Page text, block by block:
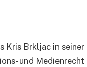
Kris Brkljac in seiner
und Medienrecht